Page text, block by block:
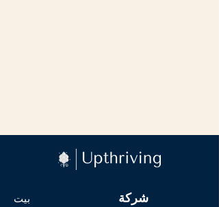
بيت شركة